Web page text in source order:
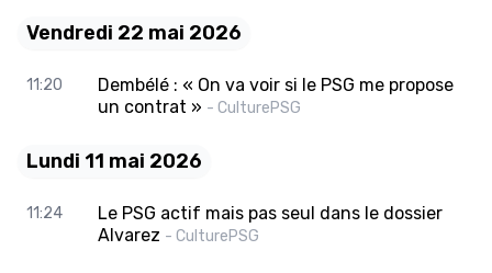
Vendredi 22 mai 2026
11:20
Dembélé : « On va voir si le PSG me propose
un contrat » - CulturePSG
Lundi 11 mai 2026
11:24
Le PSG actif mais pas seul dans le dossier
Alvarez - CulturePSG